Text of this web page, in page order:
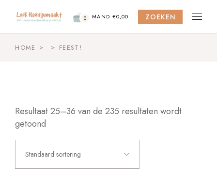
content
0 MAND €0,00 ZOEKEN
HOME FEEST!
Resultaat 25–36 van de 235 resultaten wordt
getoond
Standaard sortering